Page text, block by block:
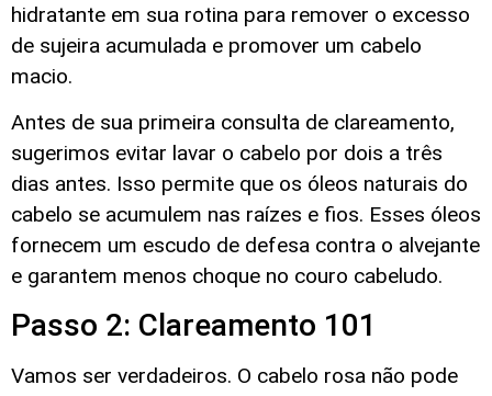
hidratante em sua rotina para remover o excesso
de sujeira acumulada e promover um cabelo
macio.
Antes de sua primeira consulta de clareamento,
sugerimos evitar lavar o cabelo por dois a três
dias antes. Isso permite que os óleos naturais do
cabelo se acumulem nas raízes e fios. Esses óleos
fornecem um escudo de defesa contra o alvejante
e garantem menos choque no couro cabeludo.
Passo 2: Clareamento 101
Vamos ser verdadeiros. O cabelo rosa não pode